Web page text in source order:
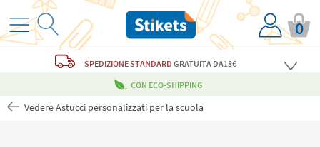
0
SPEDIZIONE STANDARD GRATUITADA18€
CON ECO-SHIPPING
Vedere Astucci personalizzati per la scuola